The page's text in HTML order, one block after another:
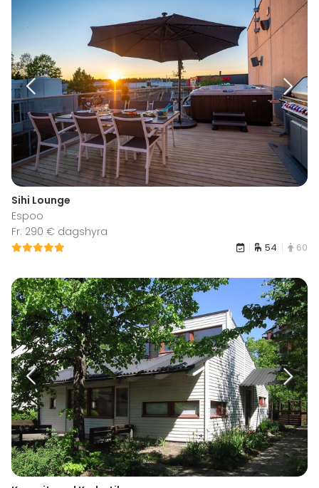
Sihi Lounge
Espoo
Fr. 290 € dagshyra
54 60